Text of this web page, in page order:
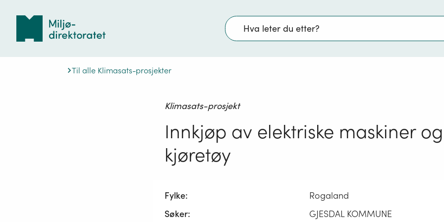
Søk
Til alle Klimasats-prosjekter
Klimasats-prosjekt
Innkjøp av elektriske maskiner og
kjøretøy
Fylke:
Rogaland
Søker:
GJESDAL KOMMUNE